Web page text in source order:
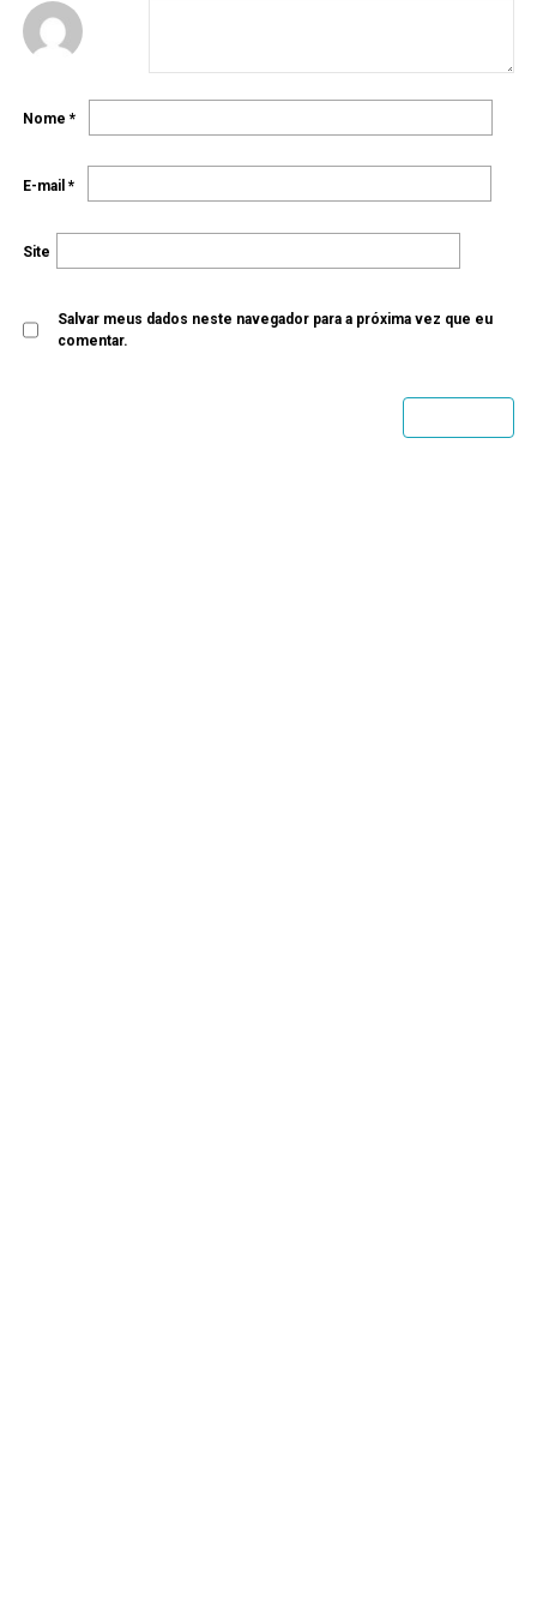
Nome *
E-mail *
Site
Salvar meus dados neste navegador para a próxima vez que eu
comentar.